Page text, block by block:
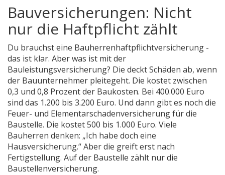
Bauversicherungen: Nicht
nur die Haftpflicht zählt
Du brauchst eine Bauherrenhaftpflichtversicherung -
das ist klar. Aber was ist mit der
Bauleistungsversicherung? Die deckt Schäden ab, wenn
der Bauunternehmer pleitegeht. Die kostet zwischen
0,3 und 0,8 Prozent der Baukosten. Bei 400.000 Euro
sind das 1.200 bis 3.200 Euro. Und dann gibt es noch die
Feuer- und Elementarschadenversicherung für die
Baustelle. Die kostet 500 bis 1.000 Euro. Viele
Bauherren denken: „Ich habe doch eine
Hausversicherung.“ Aber die greift erst nach
Fertigstellung. Auf der Baustelle zählt nur die
Baustellenversicherung.